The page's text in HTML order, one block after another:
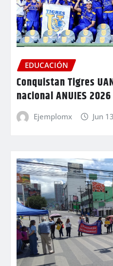
EDUCACIÓN
Conquistan Tigres
nacional ANUIES 2026
Ejemplomx Jun